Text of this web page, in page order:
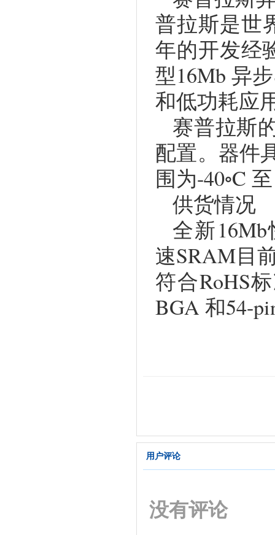
普拉斯是世
年的开发经
型16Mb 异
和低功耗应
赛普拉斯
配置。器件
围为-40◦C
供货情况
全新16Mb
速SRAM目
符合RoHS
BGA 和54-
用户评论
没有评论